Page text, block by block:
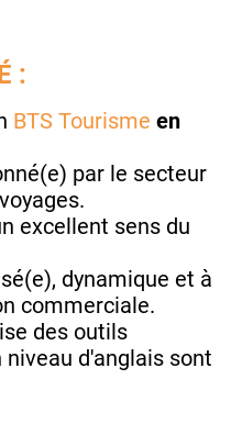
:
BTS Tourisme en
par le secteur
excellent sens du
dynamique et à
commerciale.
des outils
d'anglais sont